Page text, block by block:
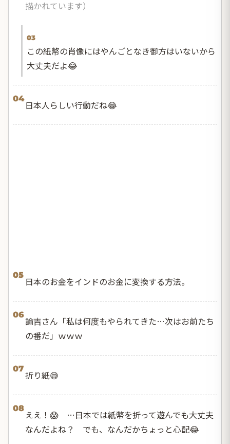
描かれています）
03
この紙幣の肖像にはやんごとなき御方はいないから
大丈夫だよ😂
04
日本人らしい行動だね😂
05
日本のお金をインドのお金に変換する方法。
06
諭吉さん「私は何度もやられてきた…次はお前たち
の番だ」ｗｗｗ
07
折り紙😅
08
ええ！😱 …日本では紙幣を折って遊んでも大丈夫
なんだよね？ でも、なんだかちょっと心配😂